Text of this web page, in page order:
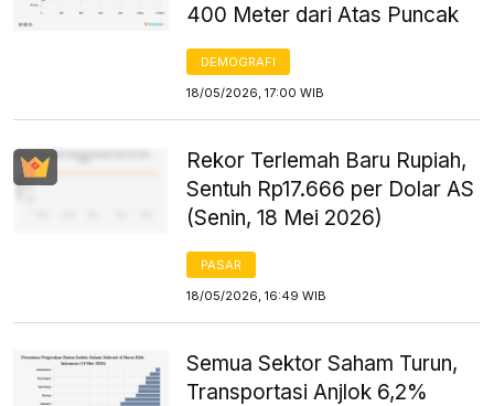
400 Meter dari Atas Puncak
DEMOGRAFI
18/05/2026, 17:00 WIB
Rekor Terlemah Baru Rupiah,
Sentuh Rp17.666 per Dolar AS
(Senin, 18 Mei 2026)
PASAR
18/05/2026, 16:49 WIB
Semua Sektor Saham Turun,
Transportasi Anjlok 6,2%